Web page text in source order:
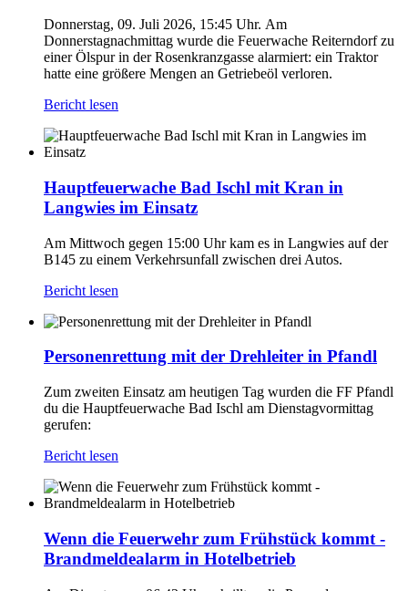
Donnerstag, 09. Juli 2026, 15:45 Uhr. Am
Donnerstagnachmittag wurde die Feuerwache Reiterndorf zu
einer Ölspur in der Rosenkranzgasse alarmiert: ein Traktor
hatte eine größere Mengen an Getriebeöl verloren.
Bericht lesen
Hauptfeuerwache Bad Ischl mit Kran in
Langwies im Einsatz
Am Mittwoch gegen 15:00 Uhr kam es in Langwies auf der
B145 zu einem Verkehrsunfall zwischen drei Autos.
Bericht lesen
Personenrettung mit der Drehleiter in Pfandl
Zum zweiten Einsatz am heutigen Tag wurden die FF Pfandl
du die Hauptfeuerwache Bad Ischl am Dienstagvormittag
gerufen:
Bericht lesen
Wenn die Feuerwehr zum Frühstück kommt -
Brandmeldealarm in Hotelbetrieb